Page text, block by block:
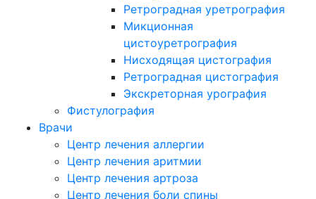
Ретроградная уретрография
Микционная
цистоуретрография
Нисходящая цистография
Ретроградная цистография
Экскреторная урография
Фистулография
Врачи
Центр лечения аллергии
Центр лечения аритмии
Центр лечения артроза
Центр лечения боли спины